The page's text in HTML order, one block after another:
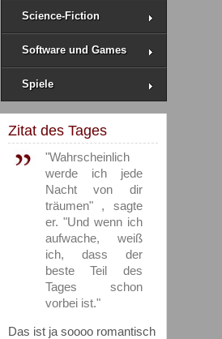
Science-Fiction
Software und Games
Spiele
Zitat des Tages
"Wahrscheinlich
werde ich jede
Nacht von dir
träumen" , sagte
er. "Und wenn ich
aufwache, weiß
ich, dass der
beste Teil des
Tages schon
vorbei ist."
Das ist ja soooo romantisch